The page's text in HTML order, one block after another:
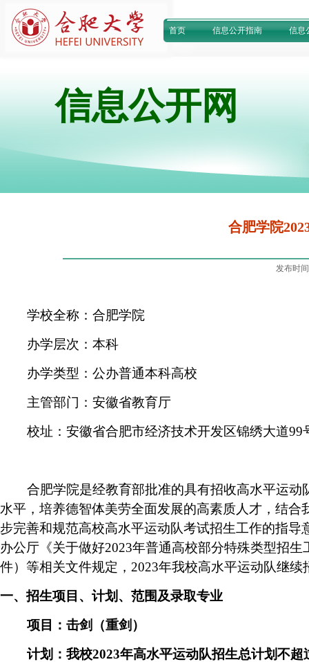
首页 信息公开指南 信息
信息公开网
合肥学院
发布时
学校全称：合肥学院
办学层次：本科
办学类型：公办普通本科高校
主管部门：安徽省教育厅
校址：安徽省合肥市经济技术开发区锦绣大道99
合肥学院是经教育部批准的具有招收高水平运
水平，培养德智体美劳全面发展的高素质人才，结
步完善和规范高校高水平运动队考试招生工作的指导
办公厅《关于做好2023年普通高校部分特殊类型招生
件）等相关文件规定， 2023年我校高水平运动队继续
一、招生项目、 计划、范围及录取专业
项目：击剑（重剑）
计划：我校2023年高水平运动队招生总计划不超